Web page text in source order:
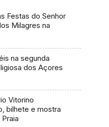
Festas do Senhor
Milagres na
na segunda
dos Açores
Vitorino
bilhete e mostra